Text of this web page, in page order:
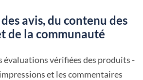
avis, du contenu des
de la communauté
évaluations vérifiées des produits -
et les commentaires